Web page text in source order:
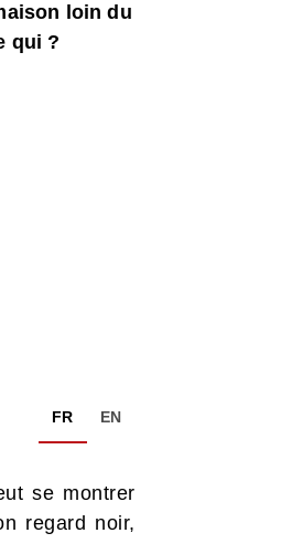
loin du
qui ?
FR EN
se montrer
regard noir,